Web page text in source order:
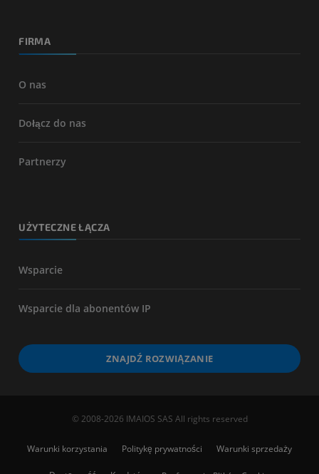
FIRMA
O nas
Dołącz do nas
Partnerzy
UŻYTECZNE ŁĄCZA
Wsparcie
Wsparcie dla abonentów IP
ZNAJDŹ ROZWIĄZANIE
© 2008-2026 IMAIOS SAS All rights reserved
Warunki korzystania Politykę prywatności Warunki sprzedaży